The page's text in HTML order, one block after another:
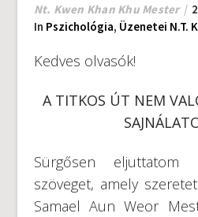
Nt. Kwen Khan Khu Mester
In Pszichológia, Üzenetei N.T.
Kedves olvasók!
A TITKOS ÚT NEM
Sürgősen
szöveget, amely
Samael Aun Weor